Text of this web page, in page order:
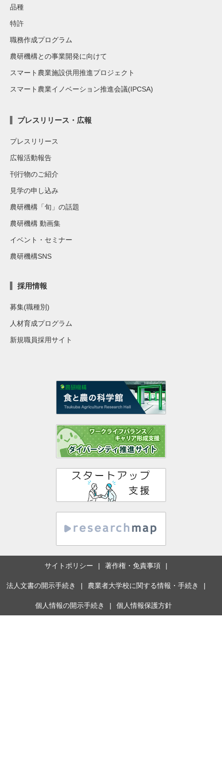
品種
特許
職務作成プログラム
農研機構との事業開発に向けて
スマート農業施設供用推進プロジェクト
スマート農業イノベーション推進会議(IPCSA)
プレスリリース・広報
プレスリリース
広報活動報告
刊行物のご紹介
見学の申し込み
農研機構「旬」の話題
農研機構 動画集
イベント・セミナー
農研機構SNS
採用情報
募集(職種別)
人材育成プログラム
新規職員採用サイト
サイトポリシー 著作権・免責事項
法人文書の開示手続き 農業者大学校に関する情報・手続き
個人情報の開示手続き 個人情報保護方針